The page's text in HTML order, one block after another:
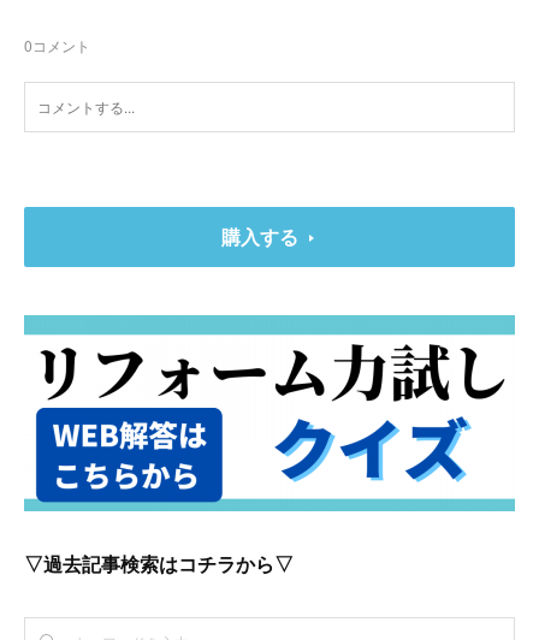
0コメント
購入する
▽過去記事検索はコチラから▽